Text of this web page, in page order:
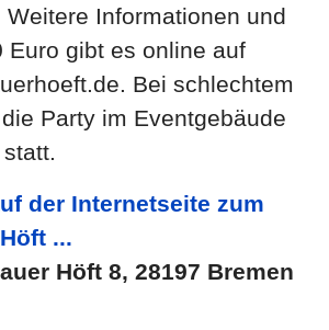
Informationen und
Euro gibt es online auf
Bei schlechtem
Party im Eventgebäude
der Internetseite zum
...
Höft 8, 28197 Bremen